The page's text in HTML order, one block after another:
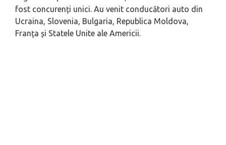
fost concurenți unici. Au venit conducători auto din
Ucraina, Slovenia, Bulgaria, Republica Moldova,
Franța și Statele Unite ale Americii.